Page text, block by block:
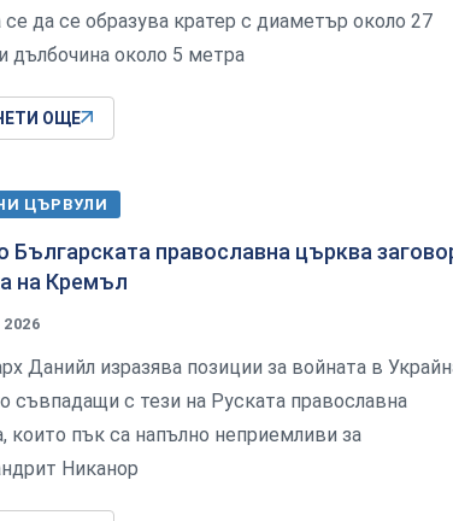
се да се образува кратер с диаметър около 27
дълбочина около 5 метра
ОЩЕ
ЦЪРВУЛИ
Българската православна църква
на Кремъл
Данийл изразява позиции за войната в
съвпадащи с тези на Руската православна
които пък са напълно неприемливи за
Никанор